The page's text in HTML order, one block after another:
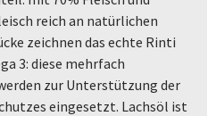
reich an natürlichen
zeichnen das echte Rinti
3: diese mehrfach
zur Unterstützung der
eingesetzt. Lachsöl ist